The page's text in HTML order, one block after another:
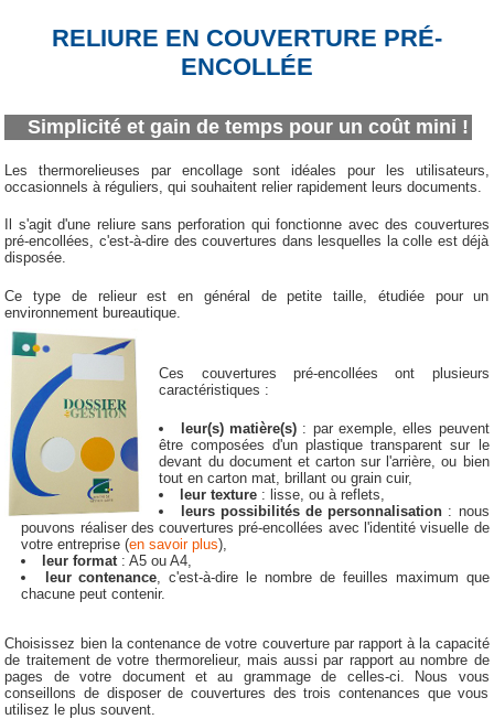
RELIURE EN COUVERTURE PRÉ-
ENCOLLÉE
Simplicité et gain de temps pour un coût mini !
Les thermorelieuses par encollage sont idéales pour les utilisateurs,
occasionnels à réguliers, qui souhaitent relier rapidement leurs documents.
Il s'agit d'une reliure sans perforation qui fonctionne avec des couvertures
pré-encollées, c'est-à-dire des couvertures dans lesquelles la colle est déjà
disposée.
Ce type de relieur est en général de petite taille, étudiée pour un
environnement bureautique.
Ces couvertures pré-encollées ont plusieurs
caractéristiques :
leur(s) matière(s) : par exemple, elles peuvent
être composées d'un plastique transparent sur le
devant du document et carton sur l'arrière, ou bien
tout en carton mat, brillant ou grain cuir,
leur texture: lisse, ou à reflets,
leurs possibilités de personnalisation : nous
pouvons réaliser des couvertures pré-encollées avec l'identité visuelle de
votre entreprise (en savoir plus),
leur format: A5 ou A4,
leur contenance , c'est-à-dire le nombre de feuilles maximum que
chacune peut contenir.
Choisissez bien la contenance de votre couverture par rapport à la capacité
de traitement de votre thermorelieur, mais aussi par rapport au nombre de
pages de votre document et au grammage de celles-ci. Nous vous
conseillons de disposer de couvertures des trois contenances que vous
utilisez le plus souvent.